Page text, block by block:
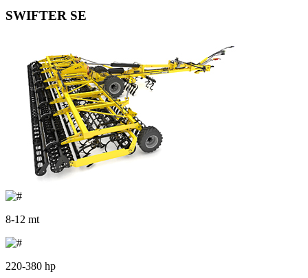
SWIFTER SE
8-12 mt
220-380 hp